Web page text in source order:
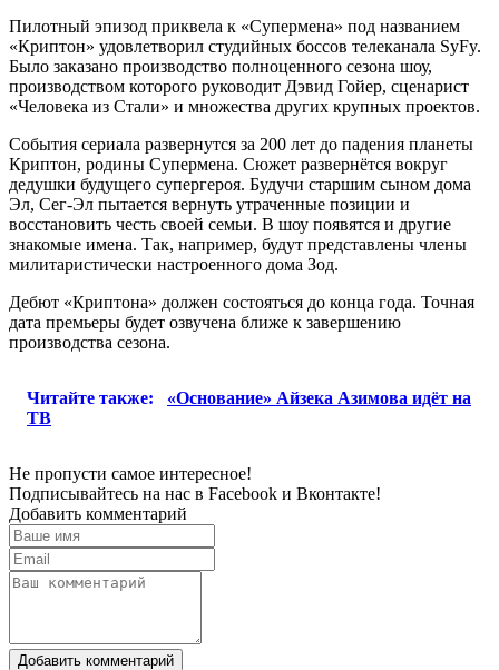
Пилотный эпизод приквела к «Супермена» под названием
«Криптон» удовлетворил студийных боссов телеканала SyFy.
Было заказано производство полноценного сезона шоу,
производством которого руководит Дэвид Гойер, сценарист
«Человека из Стали» и множества других крупных проектов.
События сериала развернутся за 200 лет до падения планеты
Криптон, родины Супермена. Сюжет развернётся вокруг
дедушки будущего супергероя. Будучи старшим сыном дома
Эл, Сег-Эл пытается вернуть утраченные позиции и
восстановить честь своей семьи. В шоу появятся и другие
знакомые имена. Так, например, будут представлены члены
милитаристически настроенного дома Зод.
Дебют «Криптона» должен состояться до конца года. Точная
дата премьеры будет озвучена ближе к завершению
производства сезона.
Читайте также:
«Основание» Айзека Азимова идёт на
ТВ
Не пропусти самое интересное!
Подписывайтесь на нас в Facebook и Вконтакте!
Добавить комментарий
Добавить комментарий